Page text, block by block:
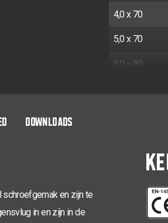
4,0 x 70
5,0 x 70
5,0 x 80
DOWNLOADS
en zijn te
in en zijn in de